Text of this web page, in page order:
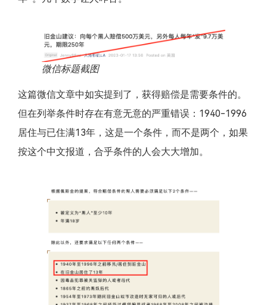
微信标题截图
这篇微信文章中如实提到了，获得赔偿是需要条件的。
但在列举条件时存在有意无意的严重错误：1940-1996
居住与已住满13年，这是一个条件，而不是两个，如果
按这个中文报道，合乎条件的人会大大增加。